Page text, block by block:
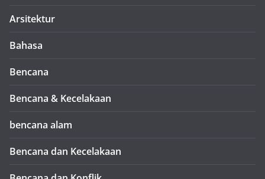
Arsitektur
Bahasa
Bencana
Bencana & Kecelakaan
bencana alam
Bencana dan Kecelakaan